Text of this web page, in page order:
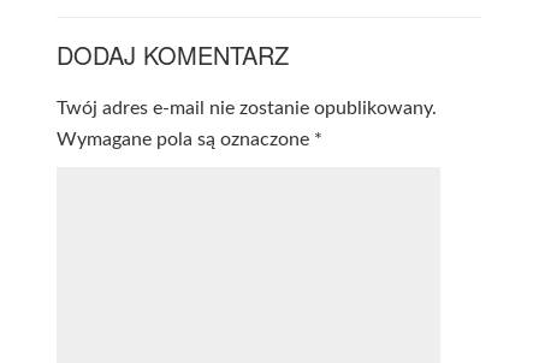
DODAJ KOMENTARZ
Twój adres e-mail nie zostanie opublikowany.
Wymagane pola są oznaczone *